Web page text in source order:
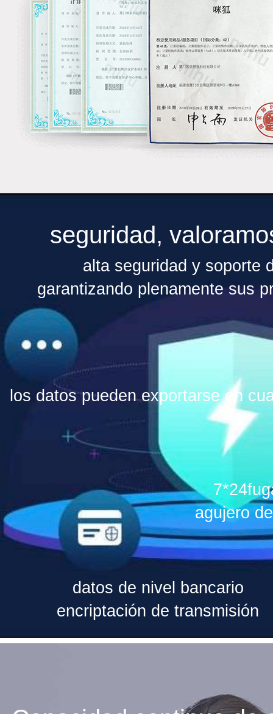
seguridad,
alta seguridad y soporte
garantizando plenamente sus
los datos pueden exportarse en
datos de nivel bancario
encriptación de transmisión
agujero